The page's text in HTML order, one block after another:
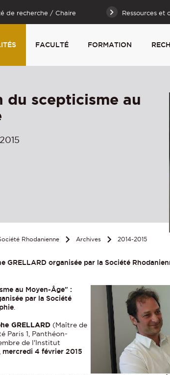
de recherche / Chaire Ressources et
FACULTÉ FORMATION
du scepticisme au
Rhodanienne Archives 2014-2015
GRELLARD organisée par la Société
au Moyen-Âge" :
par la Société
.
GRELLARD (Maître de
Paris 1, Panthéon-
de l'Institut
mercredi 4 février 2015